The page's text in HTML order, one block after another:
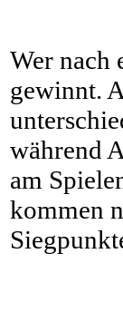
Wer nach
gewinnt.
während
am
kommen